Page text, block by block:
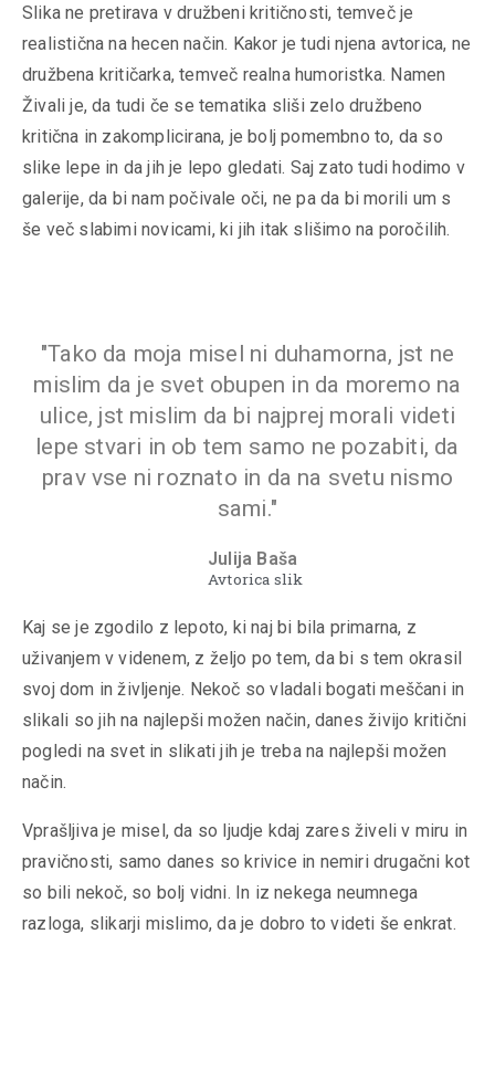
Slika ne pretirava v družbeni kritičnosti, temveč je
realistična na hecen način. Kakor je tudi njena avtorica, ne
družbena kritičarka, temveč realna humoristka. Namen
Živali je, da tudi če se tematika sliši zelo družbeno
kritična in zakomplicirana, je bolj pomembno to, da so
slike lepe in da jih je lepo gledati. Saj zato tudi hodimo v
galerije, da bi nam počivale oči, ne pa da bi morili um s
še več slabimi novicami, ki jih itak slišimo na poročilih.
"Tako da moja misel ni duhamorna, jst ne
mislim da je svet obupen in da moremo na
ulice, jst mislim da bi najprej morali videti
lepe stvari in ob tem samo ne pozabiti, da
prav vse ni roznato in da na svetu nismo
sami."
Julija Baša
Avtorica slik
Kaj se je zgodilo z lepoto, ki naj bi bila primarna, z
uživanjem v videnem, z željo po tem, da bi s tem okrasil
svoj dom in življenje. Nekoč so vladali bogati meščani in
slikali so jih na najlepši možen način, danes živijo kritični
pogledi na svet in slikati jih je treba na najlepši možen
način.
Vprašljiva je misel, da so ljudje kdaj zares živeli v miru in
pravičnosti, samo danes so krivice in nemiri drugačni kot
so bili nekoč, so bolj vidni. In iz nekega neumnega
razloga, slikarji mislimo, da je dobro to videti še enkrat.